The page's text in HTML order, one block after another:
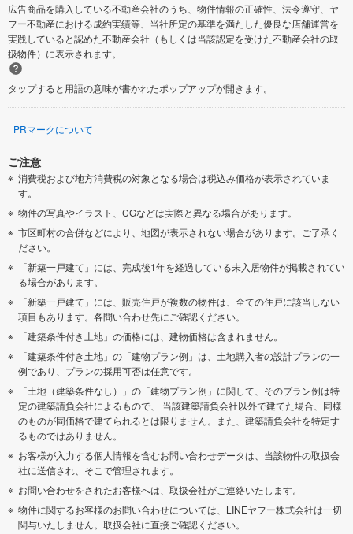
広告商品を購入している不動産会社のうち、物件情報の正確性、法令遵守、ヤ
フー不動産における成約実績等、当社所定の基準を満たした優良な店舗運営を
実践していると認めた不動産会社（もしくは当該認定を受けた不動産会社の取
扱物件）に表示されます。
タップすると用語の意味が書かれたポップアップが開きます。
PRマークについて
ご注意
消費税および地方消費税の対象となる場合は税込み価格が表示されていま
す。
物件の写真やイラスト、CGなどは実際と異なる場合があります。
市区町村の合併などにより、地図が表示されない場合があります。ご了承く
ださい。
「新築一戸建て」には、完成後1年を経過している未入居物件が掲載されてい
る場合があります。
「新築一戸建て」には、販売住戸が複数の物件は、全ての住戸に該当しない
項目もあります。各問い合わせ先にご確認ください。
「建築条件付き土地」の価格には、建物価格は含まれません。
「建築条件付き土地」の「建物プラン例」は、土地購入者の設計プランの一
例であり、プランの採用可否は任意です。
「土地（建築条件なし）」の「建物プラン例」に関して、そのプラン例は特
定の建築請負会社によるもので、 当該建築請負会社以外で建てた場合、同様
のものが同価格で建てられるとは限りません。また、建築請負会社を特定す
るものではありません。
お客様が入力する個人情報を含むお問い合わせデータは、当該物件の取扱会
社に送信され、そこで管理されます。
お問い合わせをされたお客様へは、取扱会社がご連絡いたします。
物件に関するお客様のお問い合わせについては、LINEヤフー株式会社は一切
関与いたしません。取扱会社に直接ご確認ください。